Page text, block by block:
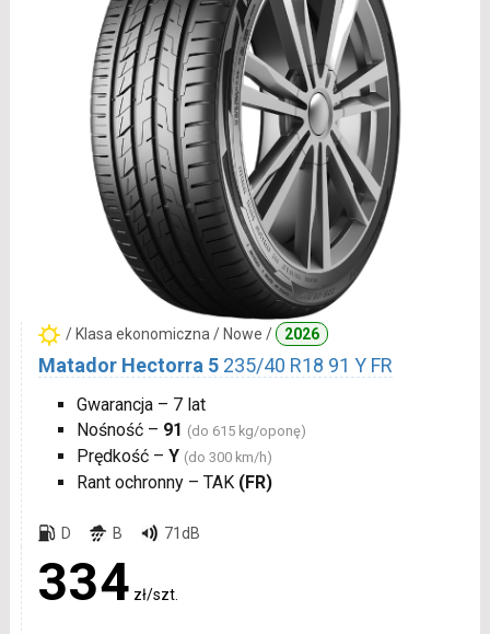
/ Klasa ekonomiczna / Nowe / 2026
Matador Hectorra 5 235/40 R18 91 Y FR
Gwarancja – 7 lat
Nośność – 91 (do 615 kg/oponę)
Prędkość – Y (do 300 km/h)
Rant ochronny – TAK (FR)
D B 71dB
334 zł/szt.